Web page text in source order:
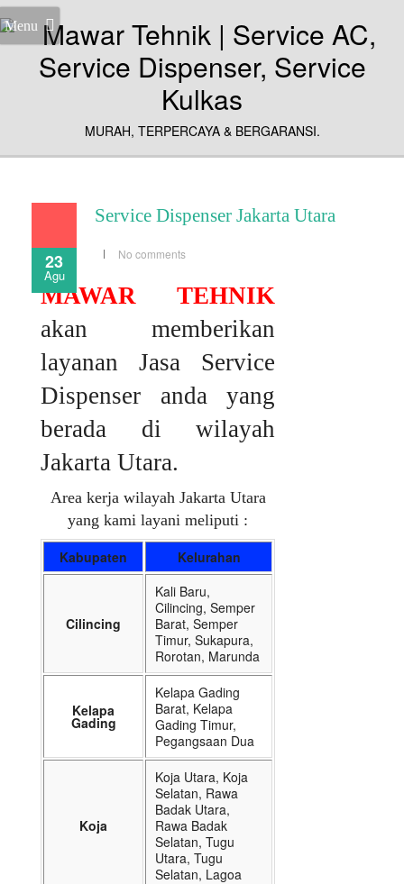
Menu
MURAH, TERPERCAYA & BERGARANSI.
23
Agu
Service Dispenser Jakarta Utara
No comments
MAWAR TEHNIK
akan memberikan
layanan Jasa Service
Dispenser anda yang
berada di wilayah
Jakarta Utara.
Area kerja wilayah Jakarta Utara
yang kami layani meliputi :
Kabupaten Kelurahan
Cilincing
Kali Baru,
Cilincing, Semper
Barat, Semper
Timur, Sukapura,
Rorotan, Marunda
Kelapa
Gading
Kelapa Gading
Barat, Kelapa
Gading Timur,
Pegangsaan Dua
Koja
Koja Utara, Koja
Selatan, Rawa
Badak Utara,
Rawa Badak
Selatan, Tugu
Utara, Tugu
Selatan, Lagoa